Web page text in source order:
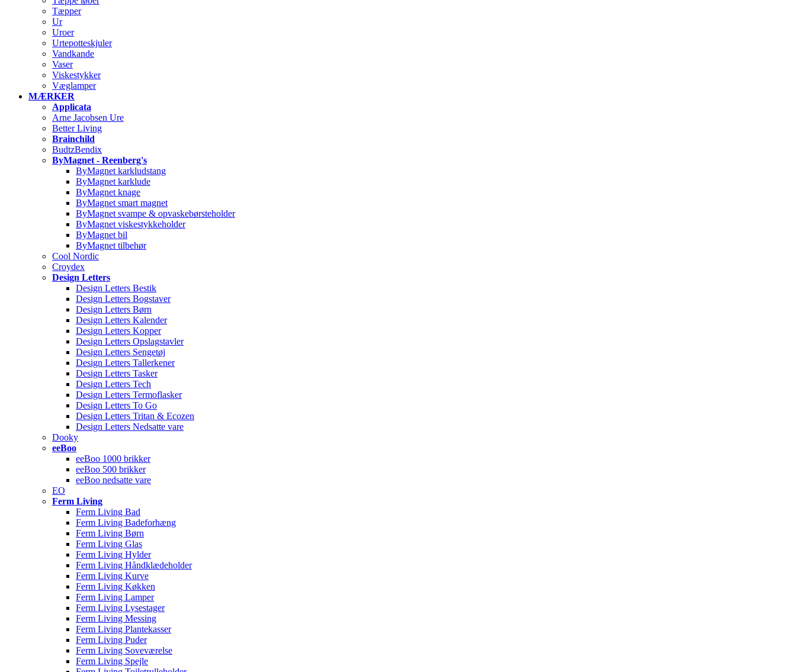
Tæpper
Ur
Uroer
Urtepotteskjuler
Vandkande
Vaser
Viskestykker
Væglamper
MÆRKER
Applicata
Arne Jacobsen Ure
Better Living
Brainchild
BudtzBendix
ByMagnet - Reenberg's
ByMagnet karkludstang
ByMagnet karklude
ByMagnet knage
ByMagnet smart magnet
ByMagnet svampe & opvaskebørsteholder
ByMagnet viskestykkeholder
ByMagnet bil
ByMagnet tilbehør
Cool Nordic
Croydex
Design Letters
Design Letters Bestik
Design Letters Bogstaver
Design Letters Børn
Design Letters Kalender
Design Letters Kopper
Design Letters Opslagstavler
Design Letters Sengetøj
Design Letters Tallerkener
Design Letters Tasker
Design Letters Tech
Design Letters Termoflasker
Design Letters To Go
Design Letters Tritan & Ecozen
Design Letters Nedsatte vare
Dooky
eeBoo
eeBoo 1000 brikker
eeBoo 500 brikker
eeBoo nedsatte vare
EO
Ferm Living
Ferm Living Bad
Ferm Living Badeforhæng
Ferm Living Børn
Ferm Living Glas
Ferm Living Hylder
Ferm Living Håndklædeholder
Ferm Living Kurve
Ferm Living Køkken
Ferm Living Lamper
Ferm Living Lysestager
Ferm Living Messing
Ferm Living Plantekasser
Ferm Living Puder
Ferm Living Soveværelse
Ferm Living Spejle